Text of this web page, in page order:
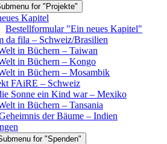
for "Projekte"
Kapitel
Bestellformular "Ein neues Kapitel"
da fila – Schweiz/Brasilien
in Büchern – Taiwan
in Büchern – Kongo
in Büchern – Mosambik
FAiRE – Schweiz
Sonne ein Kind war – Mexiko
in Büchern – Tansania
der Bäume – Indien
for "Spenden"